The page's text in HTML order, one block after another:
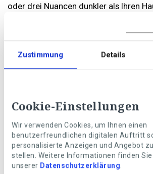
Zustimmung Details
Cookie-Einstellungen
Wir verwenden Cookies, um Ihnen einen
benutzerfreundlichen digitalen Auftritt
personalisierte Anzeigen und Angebot
stellen. Weitere Informationen finden Sie
unserer Datenschutzerklärung.
oder drei Nuancen dunkler als Ihren
Hautuntertöne gehen perfekt mit
kühle Hautuntertöne mit einem Hauch
Highlighter: Lichtfänger für den
können Sie auch zu cremigen Texturen
weniger pudrig wirken. Tupfen Sie den
einem Pinsel oder einem
Wangenknochen, die inneren
Nasenrücken (insbesondere die
Lippenherz. Auf hellen Hauttönen